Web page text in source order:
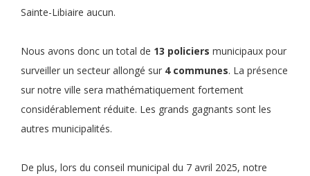
Sainte-Libiaire aucun.
Nous avons donc un total de 13 policiers municipaux pour
surveiller un secteur allongé sur 4 communes. La présence
sur notre ville sera mathématiquement fortement
considérablement réduite. Les grands gagnants sont les
autres municipalités.
De plus, lors du conseil municipal du 7 avril 2025, notre